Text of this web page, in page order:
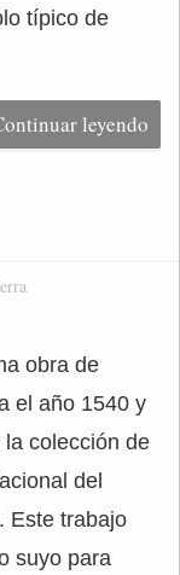
típico de
leyendo
obra de
el año 1540 y
colección de
del
Este trabajo
suyo para